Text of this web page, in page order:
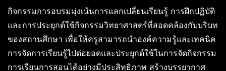
กิจกรรมการอบรมมุ่งเน้นการแลกเปลี่ยนเรียนรู้ การฝึกปฏิบัติ
และการประยุกต์ใช้กิจกรรมวิทยาศาสตร์ที่สอดคล้องกับบริบท
ของสถานศึกษา เพื่อให้ครูสามารถนำองค์ความรู้และเทคนิค
การจัดการเรียนรู้ไปต่อยอดและประยุกต์ใช้ในการจัดกิจกรรม
การเรียนการสอนได้อย่างมีประสิทธิภาพ สร้างบรรยากาศ